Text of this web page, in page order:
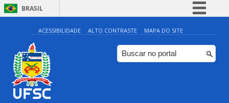
BRASIL
Simplifique!
Comunica BR
Participe
ACESSIBILIDADE ALTO CONTRASTE MAPA DO SITE
0:00